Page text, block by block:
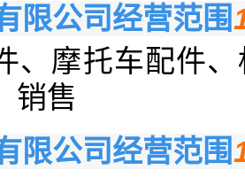
限公司经营范围
、摩托车配件
销售
限公司经营范围